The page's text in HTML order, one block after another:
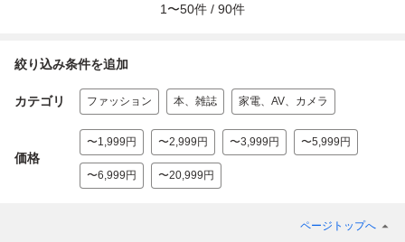
1 〜50件 / 90件
絞り込み条件を追加
カテゴリ ファッション 本、雑誌 家電、AV、カメラ
価格
〜1,999円 〜2,999円 〜3,999円 〜5,999円
〜6,999円 〜20,999円
ページトップへ